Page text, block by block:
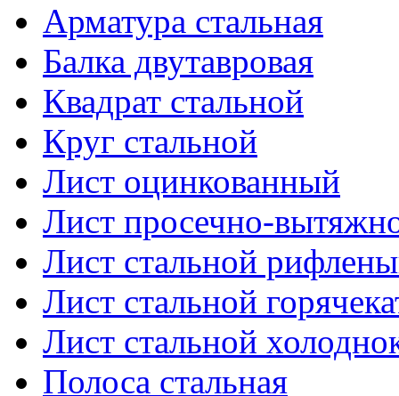
Арматура стальная
Балка двутавровая
Квадрат стальной
Круг стальной
Лист оцинкованный
Лист просечно-
Лист стальной
Лист стальной
Лист стальной
Полоса стальная